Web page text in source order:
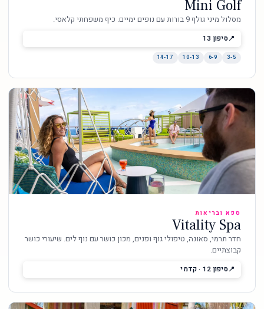
Mini Golf
מסלול מיני גולף 9 בורות עם נופים ימיים. כיף משפחתי קלאסי.
סיפון 13
3-5
6-9
10-13
14-17
ספא ובריאות
Vitality Spa
חדר תרמי, סאונה, טיפולי גוף ופנים, מכון כושר עם נוף לים. שיעורי כושר
קבוצתיים.
סיפון 12 · קדמי